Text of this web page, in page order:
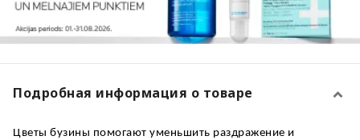
Подробная информация о товаре
Цветы бузины помогают уменьшить раздражение и